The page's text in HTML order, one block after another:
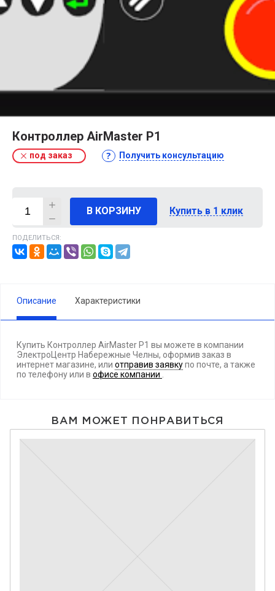
Контроллер AirMaster P1
под заказ Получить консультацию
В КОРЗИНУ Купить в 1 клик
ПОДЕЛИТЬСЯ:
Описание Характеристики
Купить Контроллер AirMaster P1 вы можете в компании
ЭлектроЦентр Набережные Челны, оформив заказ в
интернет магазине, или отправив заявкупо почте, а также
по телефонуили в офисе компании
ВАМ МОЖЕТ ПОНРАВИТЬСЯ